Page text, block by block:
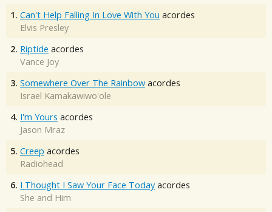
1. Can't Help Falling In Love With You acordes
Elvis Presley
2. Riptide acordes
Vance Joy
3. Somewhere Over The Rainbow acordes
Israel Kamakawiwo'ole
4. I'm Yours acordes
Jason Mraz
5. Creep acordes
Radiohead
6. I Thought I Saw Your Face Today acordes
She and Him